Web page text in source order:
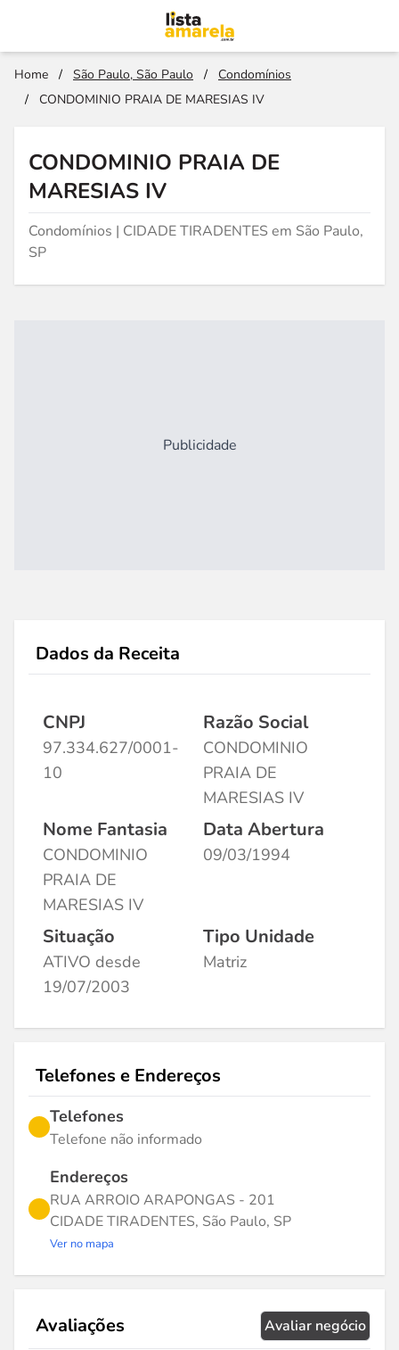
Home / São Paulo, São Paulo /
Condomínios
/
CONDOMINIO PRAIA DE MARESIAS IV
CONDOMINIO PRAIA DE
MARESIAS IV
Condomínios | CIDADE TIRADENTES em São Paulo,
SP
Publicidade
Dados da Receita
CNPJ
97.334.627/0001-
10
Razão Social
CONDOMINIO
PRAIA DE
MARESIAS IV
Nome Fantasia
CONDOMINIO
PRAIA DE
MARESIAS IV
Data Abertura
09/03/1994
Situação
ATIVO desde
19/07/2003
Tipo Unidade
Matriz
Telefones e Endereços
Telefones
Telefone não informado
Endereços
RUA ARROIO ARAPONGAS - 201
CIDADE TIRADENTES, São Paulo, SP
Ver no mapa
Avaliações Avaliar negócio